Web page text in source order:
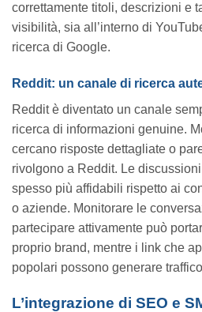
correttamente titoli, descrizioni e
visibilità, sia all’interno di
ricerca di Google.
Reddit: un canale di ricerca
Reddit è diventato un canale
ricerca di informazioni genuine.
cercano risposte dettagliate o
rivolgono a Reddit. Le
spesso più affidabili rispetto ai
o aziende. Monitorare le
partecipare attivamente può
proprio brand, mentre i link che
popolari possono generare
L’integrazione di SEO e